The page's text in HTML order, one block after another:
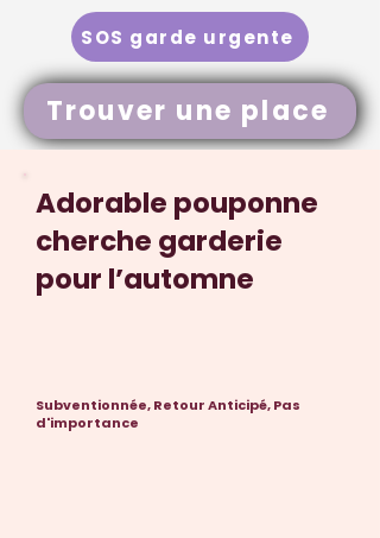
Trouver une place
SOS garde urgente
Adorable pouponne
cherche garderie
pour l’automne
Subventionnée, Retour Anticipé, Pas
d'importance